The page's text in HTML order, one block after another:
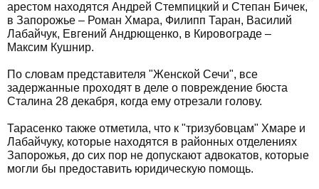
арестом находятся Андрей Стемпицкий и Степан Бичек,
в Запорожье – Роман Хмара, Филипп Таран, Василий
Лабайчук, Евгений Андрющенко, в Кировограде –
Максим Кушнир.
По словам представителя "Женской Сечи", все
задержанные проходят в деле о повреждение бюста
Сталина 28 декабря, когда ему отрезали голову.
Тарасенко также отметила, что к "тризубовцам" Хмаре и
Лабайчуку, которые находятся в районных отделениях
Запорожья, до сих пор не допускают адвокатов, которые
могли бы предоставить юридическую помощь.